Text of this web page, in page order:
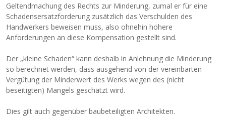
Geltendmachung des Rechts zur Minderung, zumal er für eine
Schadensersatzforderung zusätzlich das Verschulden des
Handwerkers beweisen muss, also ohnehin höhere
Anforderungen an diese Kompensation gestellt sind.
Der „kleine Schaden“ kann deshalb in Anlehnung die Minderung
so berechnet werden, dass ausgehend von der vereinbarten
Vergütung der Minderwert des Werks wegen des (nicht
beseitigten) Mangels geschätzt wird.
Dies gilt auch gegenüber baubeteiligten Architekten.